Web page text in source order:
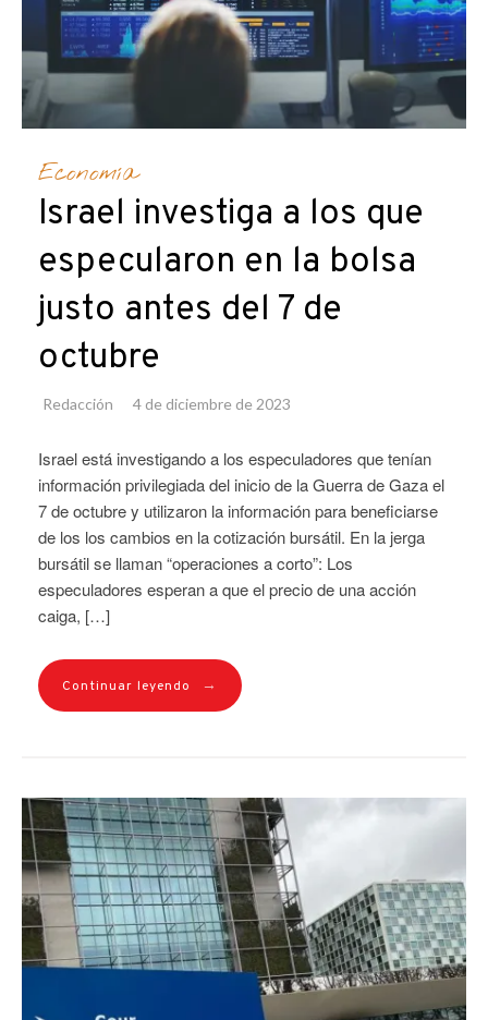
Economía
Israel investiga a los que
especularon en la bolsa
justo antes del 7 de
octubre
Redacción 4 de diciembre de 2023
Israel está investigando a los especuladores que tenían
información privilegiada del inicio de la Guerra de Gaza el
7 de octubre y utilizaron la información para beneficiarse
de los los cambios en la cotización bursátil. En la jerga
bursátil se llaman “operaciones a corto”: Los
especuladores esperan a que el precio de una acción
caiga, […]
Continuar leyendo →